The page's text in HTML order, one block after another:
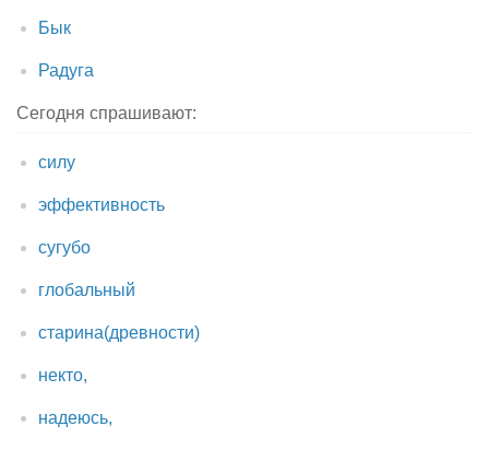
Бык
Радуга
Сегодня спрашивают:
силу
эффективность
сугубо
глобальный
старина(древности)
некто,
надеюсь,